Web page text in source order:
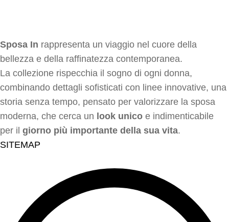
Sposa In rappresenta un viaggio nel cuore della
bellezza e della raffinatezza contemporanea.
La collezione rispecchia il sogno di ogni donna,
combinando dettagli sofisticati con linee innovative, una
storia senza tempo, pensato per valorizzare la sposa
moderna, che cerca un look unico e indimenticabile
per il giorno più importante della sua vita.
SITEMAP